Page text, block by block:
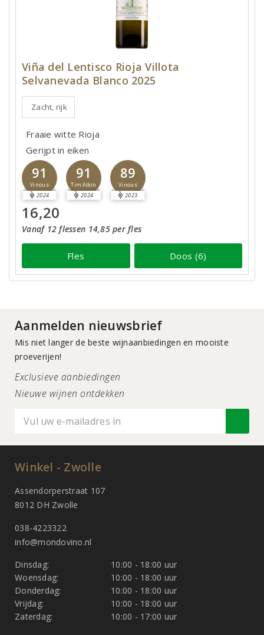
Viña del Lentisco Rioja Villota
Selvanevada Blanco 2025
Zacht, rijk
Fraaie witte Rioja
Gerijpt in eiken
91
Vinous
2024
91
Tim Atkin
2024
89
Vinous
2023
16,20
Vanaf 12 flessen 14,85 per fles
Fles Doos (6)
Aanmelden nieuwsbrief
Mis niet langer de beste wijnaanbiedingen en mooiste
proeverijen!
Exclusieve aanbiedingen
Nieuwe wijnen ontdekken
Winkel - Zwolle
Assendorperstraat 107
8012 DH Zwolle
038-4223322
info@mondovino.nl
Dinsdag:
10:00 - 18:00 uur
Woensdag:
10:00 - 18:00 uur
Donderdag:
10:00 - 18:00 uur
Vrijdag:
10:00 - 18:00 uur
Zaterdag:
10:00 - 17:00 uur